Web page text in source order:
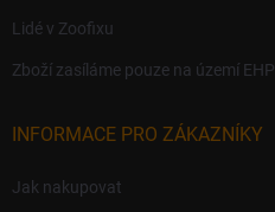
Lidé v Zoofixu
Zboží zasíláme pouze na území EHP
INFORMACE PRO ZÁKAZNÍKY
Jak nakupovat